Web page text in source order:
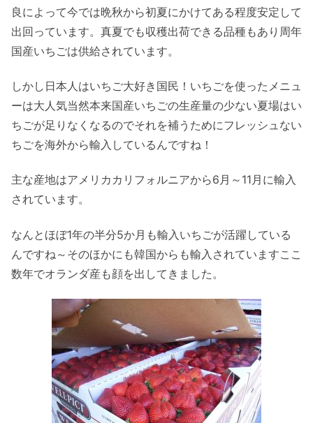
良によって今では晩秋から初夏にかけてある程度安定して
出回っています。真夏でも収穫出荷できる品種もあり周年
国産いちごは供給されています。
しかし日本人はいちご大好き国民！いちごを使ったメニュ
ーは大人気当然本来国産いちごの生産量の少ない夏場はい
ちごが足りなくなるのでそれを補うためにフレッシュない
ちごを海外から輸入しているんですね！
主な産地はアメリカカリフォルニアから6月～11月に輸入
されています。
なんとほぼ1年の半分5か月も輸入いちごが活躍している
んですね～そのほかにも韓国からも輸入されていますここ
数年でオランダ産も顔を出してきました。